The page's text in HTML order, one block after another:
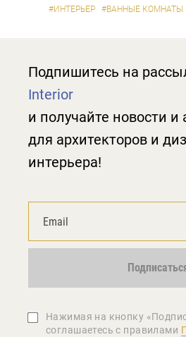
#ИНТЕРЬЕР #ВАННЫЕ КОМНАТЫ
Подпишитесь на
Interior
и получайте новости и
для архитекторов и
интерьера!
Нажимая на кнопку
соглашаетеcь с правилами